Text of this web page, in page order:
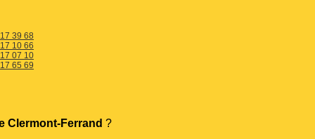
39 68
10 66
07 10
65 69
Clermont-Ferrand ?